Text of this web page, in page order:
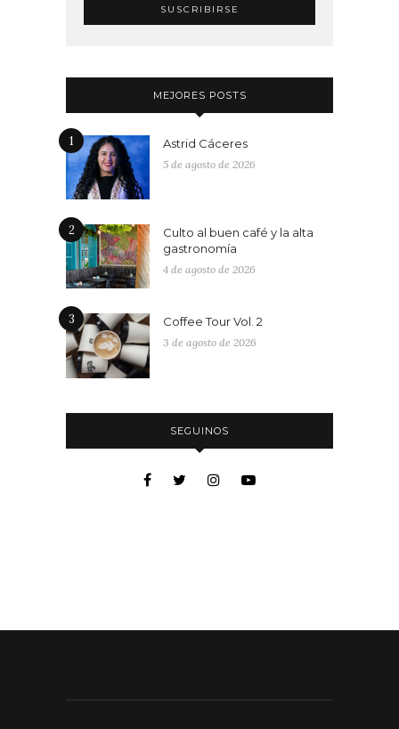
MEJORES POSTS
1 Astrid Cáceres
5 de agosto de 2026
2
Culto al buen café y la alta
gastronomía
4 de agosto de 2026
3 Coffee Tour Vol. 2
3 de agosto de 2026
SEGUINOS